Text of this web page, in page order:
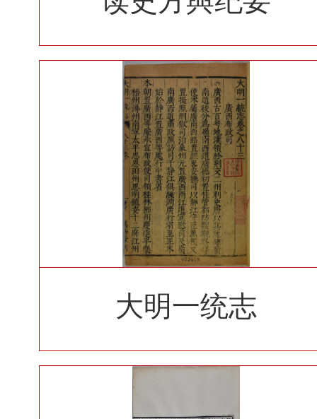
大明一统志